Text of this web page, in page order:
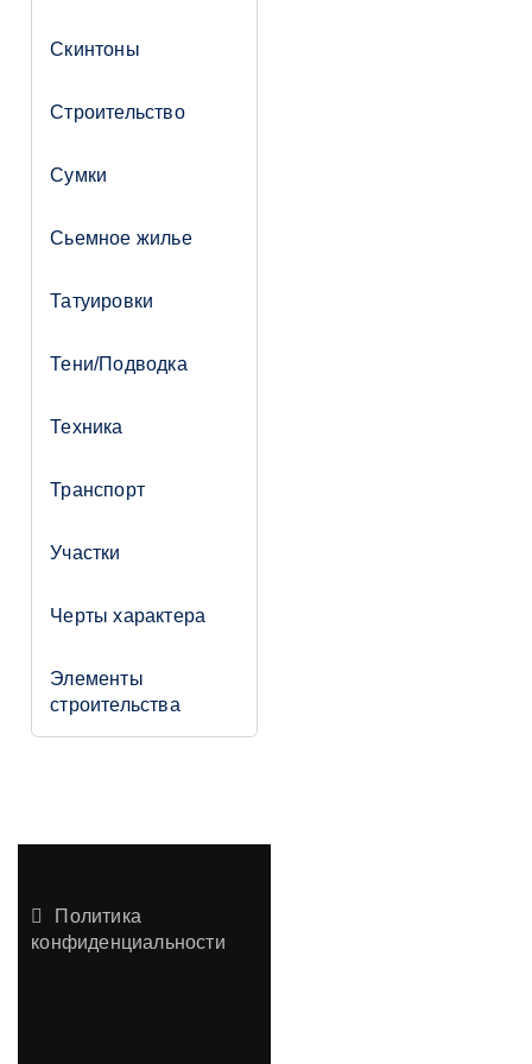
Скинтоны
Строительство
Сумки
Сьемное жилье
Татуировки
Тени/Подводка
Техника
Транспорт
Участки
Черты характера
Элементы
строительства
Политика
конфиденциальности